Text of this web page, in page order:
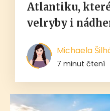
Atlantiku,
velryby i
Michaela
7 minut čtení